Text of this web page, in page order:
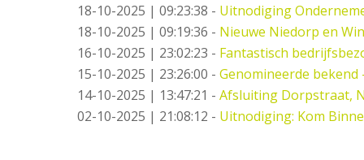
18-10-2025 | 09:23:38 - Uitnodiging
18-10-2025 | 09:19:36 - Nieuwe Niedorp en
16-10-2025 | 23:02:23 - Fantastisch
15-10-2025 | 23:26:00 - Genomineerde bekend
14-10-2025 | 13:47:21 - Afsluiting Dorpstraat,
02-10-2025 | 21:08:12 - Uitnodiging: Kom